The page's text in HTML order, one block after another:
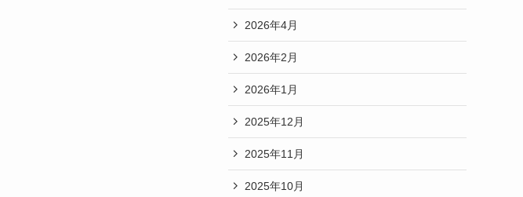
2026年4月
2026年2月
2026年1月
2025年12月
2025年11月
2025年10月